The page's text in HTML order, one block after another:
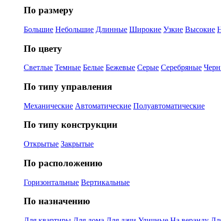
По размеру
Большие Небольшие Длинные Широкие Узкие Высокие
По цвету
Светлые Темные Белые Бежевые Серые Серебряные
По типу управления
Механические Автоматические Полуавтоматические
По типу конструкции
Открытые Закрытые
По расположению
Горизонтальные Вертикальные
По назначению